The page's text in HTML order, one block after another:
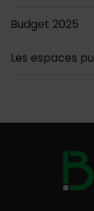
Budget 2025
Les espaces